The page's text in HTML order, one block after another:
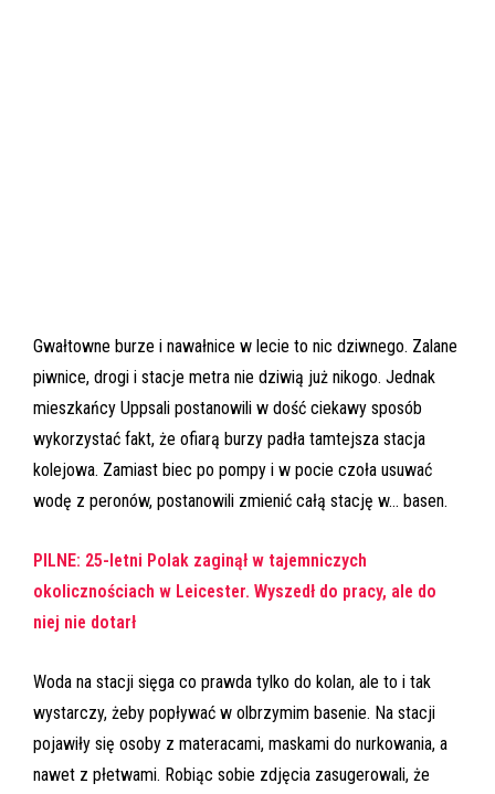
Gwałtowne burze i nawałnice w lecie to nic dziwnego. Zalane
piwnice, drogi i stacje metra nie dziwią już nikogo. Jednak
mieszkańcy Uppsali postanowili w dość ciekawy sposób
wykorzystać fakt, że ofiarą burzy padła tamtejsza stacja
kolejowa. Zamiast biec po pompy i w pocie czoła usuwać
wodę z peronów, postanowili zmienić całą stację w… basen.
PILNE: 25-letni Polak zaginął w tajemniczych
okolicznościach w Leicester. Wyszedł do pracy, ale do
niej nie dotarł
Woda na stacji sięga co prawda tylko do kolan, ale to i tak
wystarczy, żeby popływać w olbrzymim basenie. Na stacji
pojawiły się osoby z materacami, maskami do nurkowania, a
nawet z płetwami. Robiąc sobie zdjęcia zasugerowali, że